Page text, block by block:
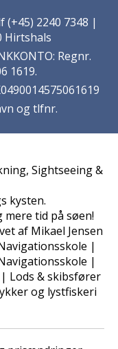
(+45) 2240 7348 |
Hirtshals
Regnr.
1619.
og tlfnr.
Sightseeing &
kysten.
tid på søen!
af Mikael Jensen
|
|
Lods & skibsfører
og lystfiskeri